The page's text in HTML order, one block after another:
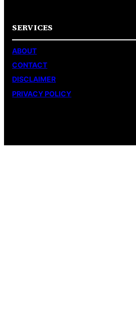
SERVICES
ABOUT
CONTACT
DISCLAIMER
PRIVACY POLICY